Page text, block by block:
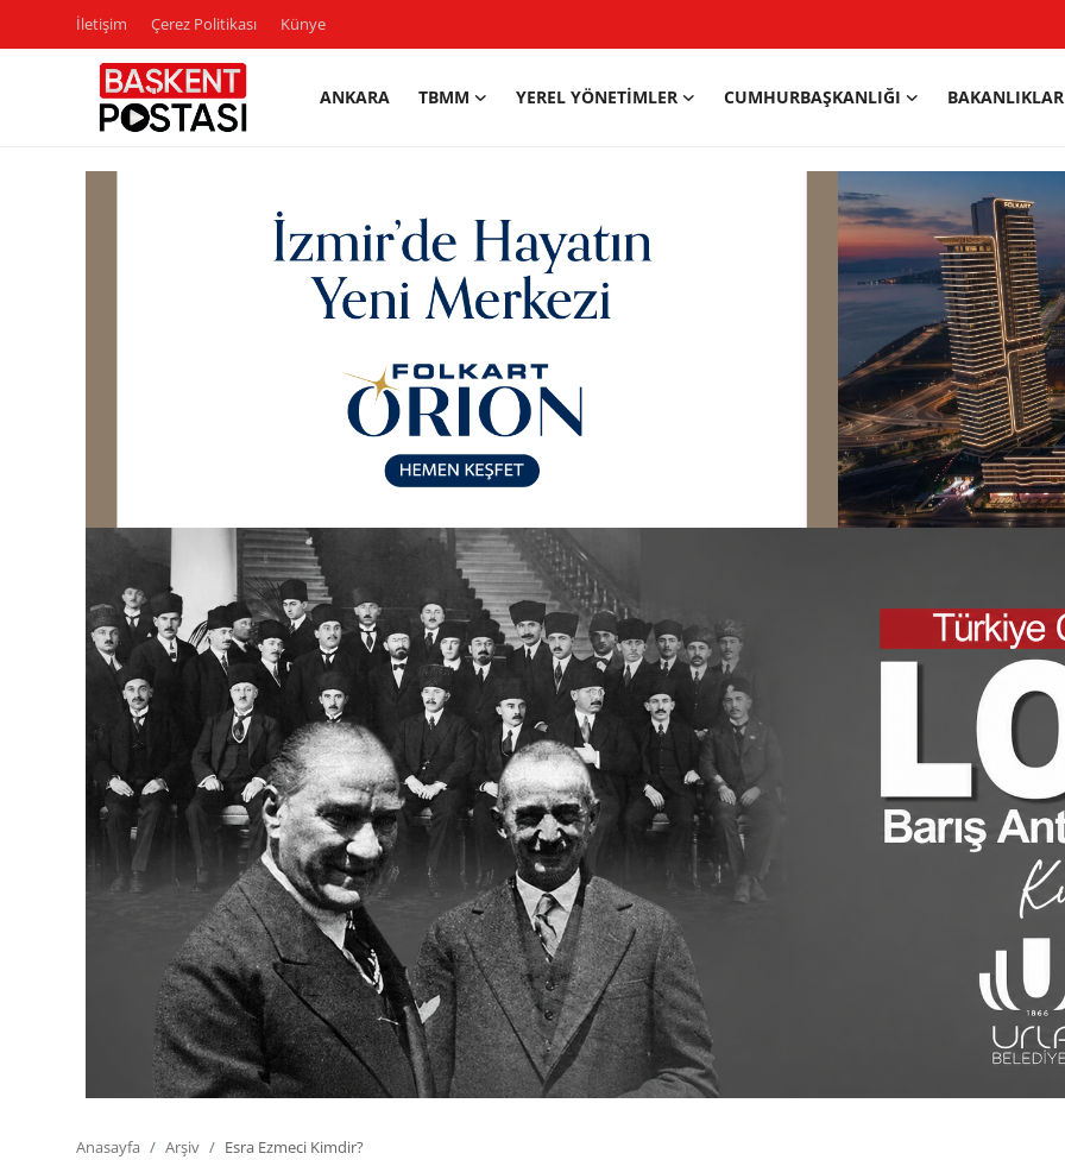
İletişim Çerez Politikası Künye
ANKARA TBMM YEREL YÖNETIMLER CUMHURBAŞKANLIĞI BAKANLIKLAR
Bakanlıklar
Siyasi Partiler
Mülki İdare
Toplum ve Yaşam
Sivil Toplum Kuruluşları
Kamu Kurumları ve Üst Kurullar
Anasayfa Arşiv Esra Ezmeci Kimdir?